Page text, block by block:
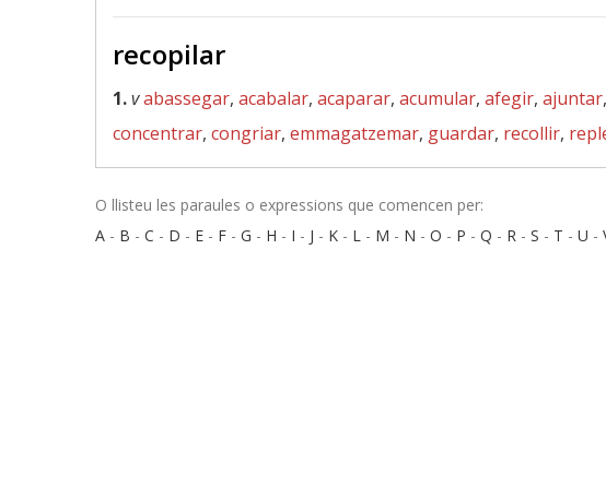
recopilar
1.vabassegar, acabalar, acaparar, acumular, afegir, ajuntar,
concentrar, congriar, emmagatzemar, guardar, recollir,
O llisteu les paraules o expressions que comencen per:
A - B - C - D - E - F - G - H - I - J - K - L - M - N - O - P - Q - R - S - T - U -